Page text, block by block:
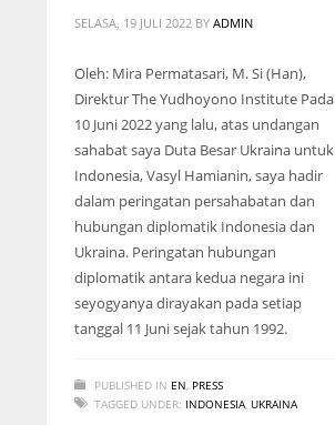
SELASA, 19 JULI 2022 BY ADMIN
Oleh: Mira Permatasari, M. Si (Han),
Direktur The Yudhoyono Institute Pada
10 Juni 2022 yang lalu, atas undangan
sahabat saya Duta Besar Ukraina untuk
Indonesia, Vasyl Hamianin, saya hadir
dalam peringatan persahabatan dan
hubungan diplomatik Indonesia dan
Ukraina. Peringatan hubungan
diplomatik antara kedua negara ini
seyogyanya dirayakan pada setiap
tanggal 11 Juni sejak tahun 1992.
PUBLISHED IN EN, PRESS
TAGGED UNDER: INDONESIA, UKRAINA